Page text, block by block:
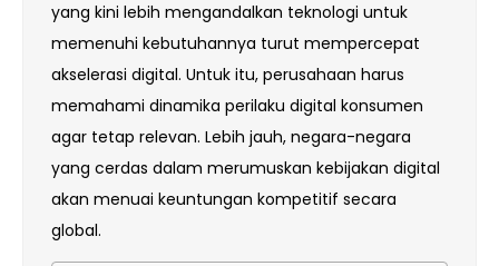
yang kini lebih mengandalkan teknologi untuk
memenuhi kebutuhannya turut mempercepat
akselerasi digital. Untuk itu, perusahaan harus
memahami dinamika perilaku digital konsumen
agar tetap relevan. Lebih jauh, negara-negara
yang cerdas dalam merumuskan kebijakan digital
akan menuai keuntungan kompetitif secara
global.